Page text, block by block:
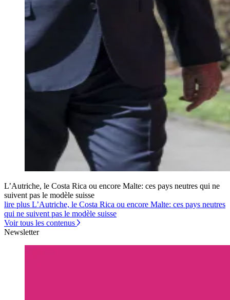
L’Autriche, le Costa Rica ou encore Malte: ces pays neutres qui ne
suivent pas le modèle suisse
lire plus L’Autriche, le Costa Rica ou encore Malte: ces pays neutres
qui ne suivent pas le modèle suisse
Voir tous les contenus
Newsletter